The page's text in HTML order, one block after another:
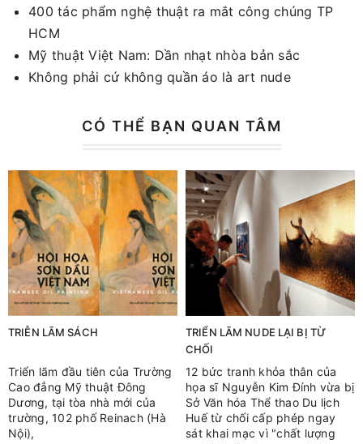
400 tác phẩm nghệ thuật ra mắt công chúng TP
HCM
Mỹ thuật Việt Nam: Dần nhạt nhòa bản sắc
Không phải cứ không quần áo là art nude
CÓ THỂ BẠN QUAN TÂM
TRIỄN LÃM SÁCH
Triển lãm đầu tiên của Trường
Cao đẳng Mỹ thuật Đông
Dương, tại tòa nhà mới của
trường, 102 phố Reinach (Hà
Nội),
TRIỂN LÃM NUDE LẠI BỊ TỪ
CHỐI
12 bức tranh khỏa thân của
họa sĩ Nguyễn Kim Đính vừa bị
Sở Văn hóa Thể thao Du lịch
Huế từ chối cấp phép ngay
sát khai mạc vì "chất lượng